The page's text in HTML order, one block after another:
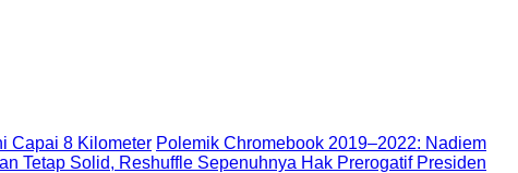
Capai 8 Kilometer Polemik Chromebook 2019–2022: Nadiem
Tetap Solid, Reshuffle Sepenuhnya Hak Prerogatif Presiden